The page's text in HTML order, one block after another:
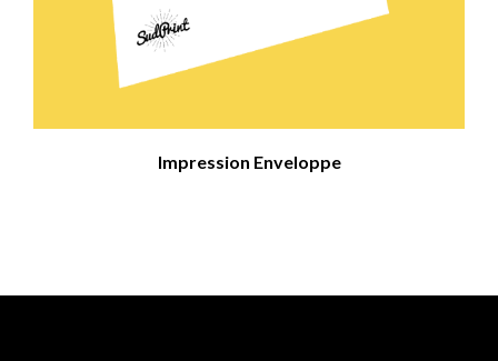
Impression Enveloppe